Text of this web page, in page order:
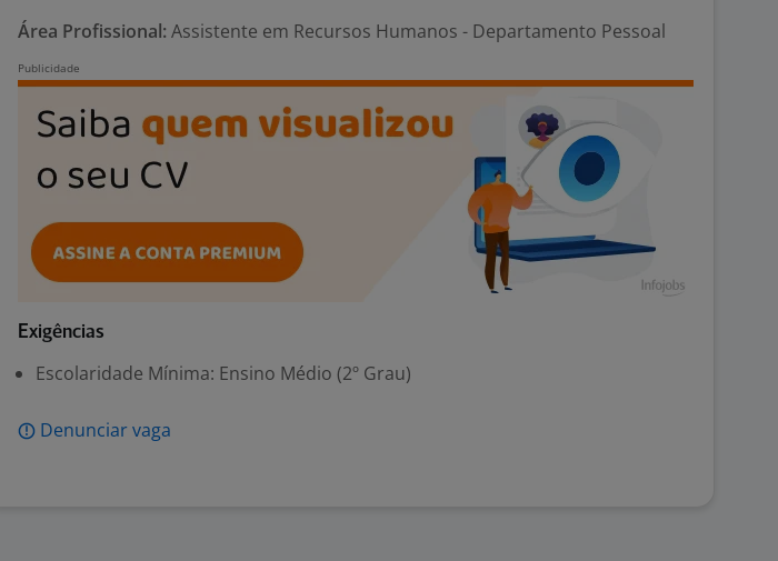
Área Profissional: Assistente em Recursos Humanos - Departamento Pessoal
Exigências
Escolaridade Mínima: Ensino Médio (2º Grau)
Denunciar vaga